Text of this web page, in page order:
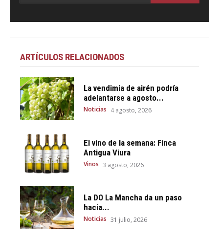
ARTÍCULOS RELACIONADOS
La vendimia de airén podría
adelantarse a agosto...
Noticias 4 agosto, 2026
El vino de la semana: Finca
Antigua Viura
Vinos 3 agosto, 2026
La DO La Mancha da un paso
hacia...
Noticias 31 julio, 2026